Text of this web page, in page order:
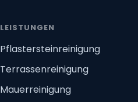
LEISTUNGEN
Pflastersteinreinigung
Terrassenreinigung
Mauerreinigung